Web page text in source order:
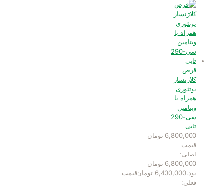
قرص
کلاژنساز
یوتئوری
همراه با
ویتامین
سی-290
تایی
6,800,000 تومان
قیمت
اصلی:
6,800,000 تومان
بود.6,400,000 تومانقیمت
فعلی: